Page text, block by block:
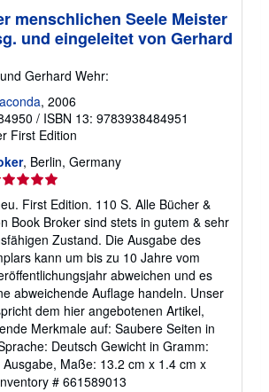
menschlichen Seele Meister
und eingeleitet von Gerhard
Gerhard Wehr:
, 2006
/ ISBN 13: 9783938484951
First Edition
, Berlin, Germany
First Edition. 110 S. Alle Bücher &
Book Broker sind stets in gutem & sehr
Zustand. Die Ausgabe des
kann um bis zu 10 Jahre vom
abweichen und es
abweichende Auflage handeln. Unser
dem hier angebotenen Artikel,
Merkmale auf: Saubere Seiten in
Deutsch Gewicht in Gramm:
Maße: 13.2 cm x 1.4 cm x
# 661589013